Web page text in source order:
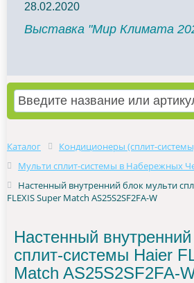
28.02.2020
Выставка "Мир Климата
Каталог
Кондиционеры (сплит-
Мульти сплит-системы в Набережных
Настенный внутренний блок мульти
FLEXIS Super Match AS25S2SF2FA-W
Настенный
сплит-системы Haier
Match AS25S2SF2FA-